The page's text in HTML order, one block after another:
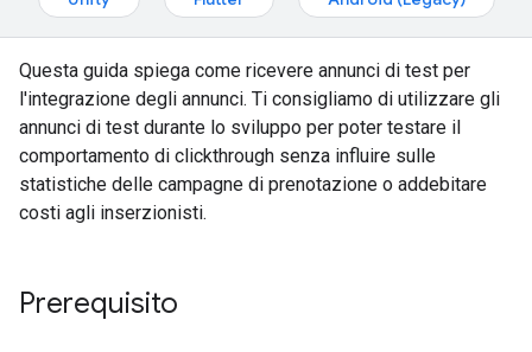
Questa guida spiega come ricevere annunci di test per
l'integrazione degli annunci. Ti consigliamo di utilizzare gli
annunci di test durante lo sviluppo per poter testare il
comportamento di clickthrough senza influire sulle
statistiche delle campagne di prenotazione o addebitare
costi agli inserzionisti.
Prerequisito